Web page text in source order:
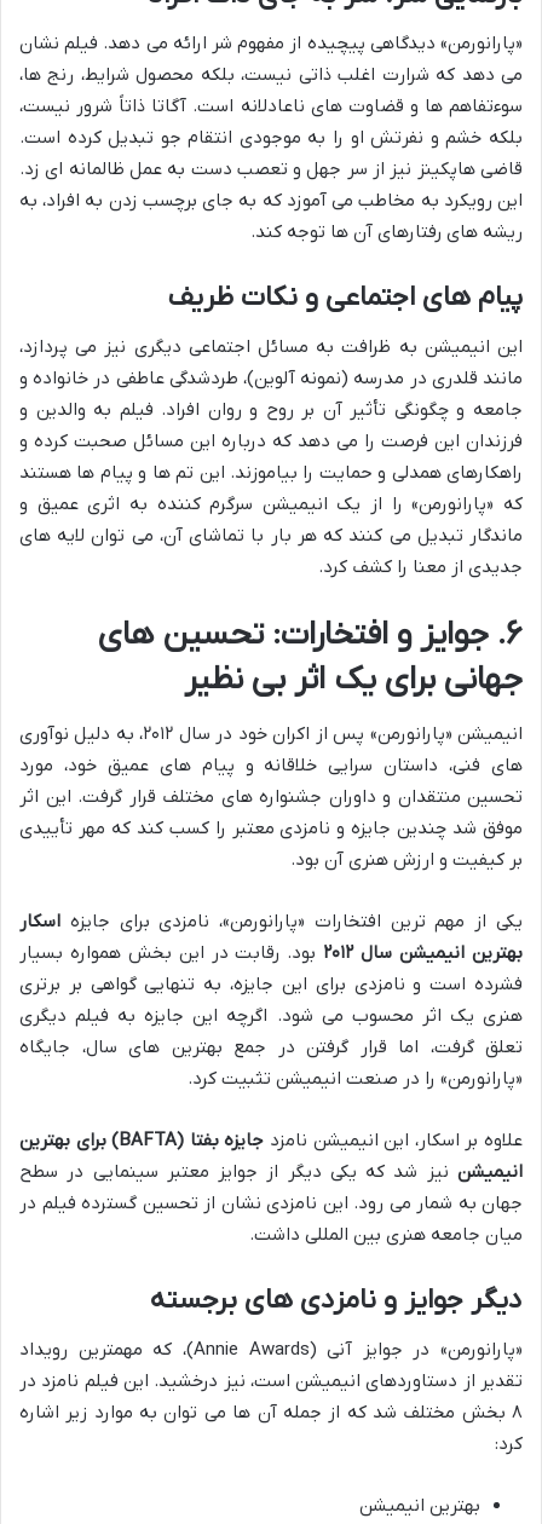
«پارانورمن» دیدگاهی پیچیده از مفهوم شر ارائه می دهد. فیلم نشان
می دهد که شرارت اغلب ذاتی نیست، بلکه محصول شرایط، رنج ها،
سوءتفاهم ها و قضاوت های ناعادلانه است. آگاتا ذاتاً شرور نیست،
بلکه خشم و نفرتش او را به موجودی انتقام جو تبدیل کرده است.
قاضی هاپکینز نیز از سر جهل و تعصب دست به عمل ظالمانه ای زد.
این رویکرد به مخاطب می آموزد که به جای برچسب زدن به افراد، به
ریشه های رفتارهای آن ها توجه کند.
پیام های اجتماعی و نکات ظریف
این انیمیشن به ظرافت به مسائل اجتماعی دیگری نیز می پردازد،
مانند قلدری در مدرسه (نمونه آلوین)، طردشدگی عاطفی در خانواده و
جامعه و چگونگی تأثیر آن بر روح و روان افراد. فیلم به والدین و
فرزندان این فرصت را می دهد که درباره این مسائل صحبت کرده و
راهکارهای همدلی و حمایت را بیاموزند. این تم ها و پیام ها هستند
که «پارانورمن» را از یک انیمیشن سرگرم کننده به اثری عمیق و
ماندگار تبدیل می کنند که هر بار با تماشای آن، می توان لایه های
جدیدی از معنا را کشف کرد.
۶. جوایز و افتخارات: تحسین های
جهانی برای یک اثر بی نظیر
انیمیشن «پارانورمن» پس از اکران خود در سال ۲۰۱۲، به دلیل نوآوری
های فنی، داستان سرایی خلاقانه و پیام های عمیق خود، مورد
تحسین منتقدان و داوران جشنواره های مختلف قرار گرفت. این اثر
موفق شد چندین جایزه و نامزدی معتبر را کسب کند که مهر تأییدی
بر کیفیت و ارزش هنری آن بود.
یکی از مهم ترین افتخارات «پارانورمن»، نامزدی برای جایزه اسکار
بهترین انیمیشن سال ۲۰۱۲
بود. رقابت در این بخش همواره بسیار
فشرده است و نامزدی برای این جایزه، به تنهایی گواهی بر برتری
هنری یک اثر محسوب می شود. اگرچه این جایزه به فیلم دیگری
تعلق گرفت، اما قرار گرفتن در جمع بهترین های سال، جایگاه
«پارانورمن» را در صنعت انیمیشن تثبیت کرد.
علاوه بر اسکار، این انیمیشن نامزد
جایزه بفتا (BAFTA) برای بهترین
انیمیشن نیز شد که یکی دیگر از جوایز معتبر سینمایی در سطح
جهان به شمار می رود. این نامزدی نشان از تحسین گسترده فیلم در
میان جامعه هنری بین المللی داشت.
دیگر جوایز و نامزدی های برجسته
«پارانورمن» در جوایز آنی (Annie Awards)، که مهمترین رویداد
تقدیر از دستاوردهای انیمیشن است، نیز درخشید. این فیلم نامزد در
۸ بخش مختلف شد که از جمله آن ها می توان به موارد زیر اشاره
کرد:
بهترین انیمیشن